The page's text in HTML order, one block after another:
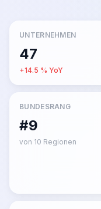
UNTERNEHMEN
47
+14.5 % YoY
BUNDESRANG
#9
von 10 Regionen